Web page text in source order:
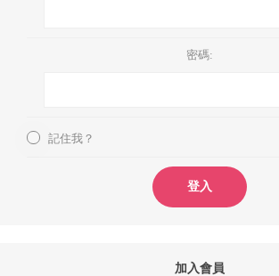
密碼:
記住我？
登入
加入會員